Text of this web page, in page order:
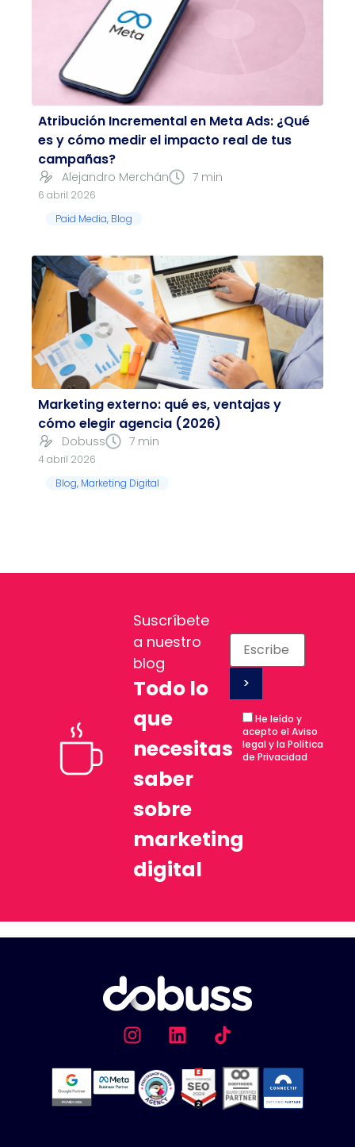
Atribución Incremental en Meta Ads: ¿Qué
es y cómo medir el impacto real de tus
campañas?
Alejandro Merchán 7 min
6 abril 2026
Paid Media, Blog
Marketing externo: qué es, ventajas y
cómo elegir agencia (2026)
Dobuss 7 min
4 abril 2026
Blog, Marketing Digital
Suscríbete
a nuestro
blog
Todo lo
que
necesitas
saber
sobre
marketing
digital
He leído y
acepto el Aviso
legal y la Política
de Privacidad